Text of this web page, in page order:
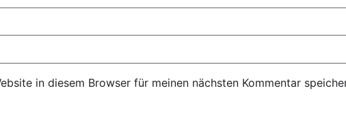
in diesem Browser für meinen nächsten Kommentar